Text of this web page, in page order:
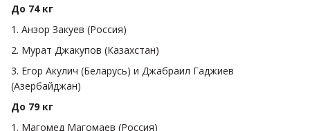
До 74 кг
1. Анзор Закуев (Россия)
2. Мурат Джакупов (Казахстан)
3. Егор Акулич (Беларусь) и Джабраил Гаджиев
(Азербайджан)
До 79 кг
1. Магомед Магомаев (Россия)